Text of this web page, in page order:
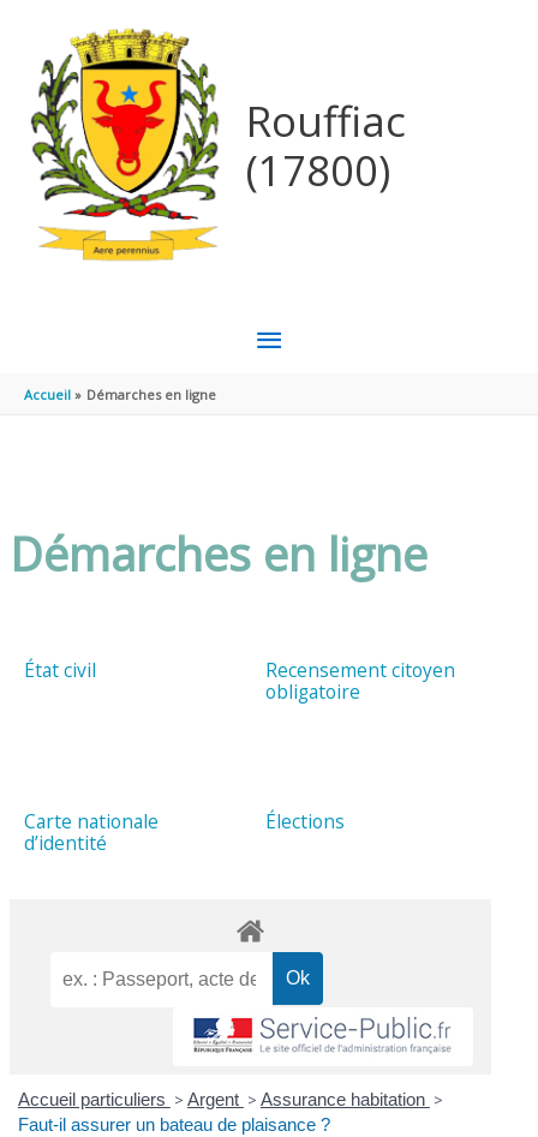
Rouffiac
(17800)
MENU
Accueil Démarches en ligne
Démarches en ligne
État civil
Recensement citoyen
obligatoire
Carte nationale
d’identité
Élections
Accueil particuliers > Argent > Assurance habitation >
Faut-il assurer un bateau de plaisance ?